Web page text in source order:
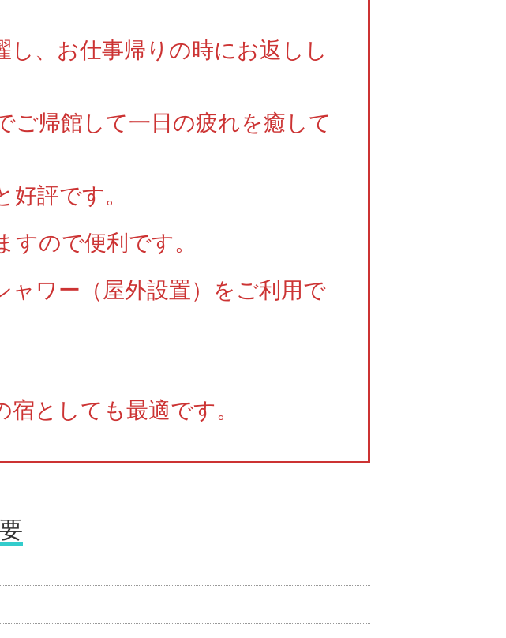
、お仕事帰りの時にお返しし
帰館して一日の疲れを癒して
評です。
ので便利です。
ワー（屋外設置）をご利用で
としても最適です。